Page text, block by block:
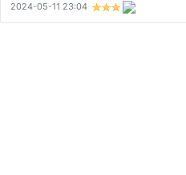
2024-05-11 23:04